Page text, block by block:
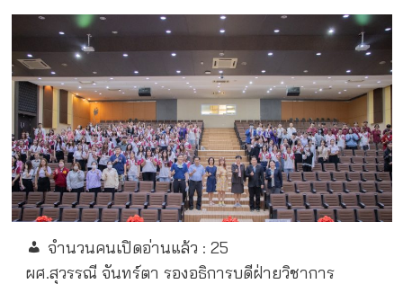
จำนวนคนเปิดอ่านแล้ว : 25
ผศ.สุวรรณี จันทร์ตา รองอธิการบดีฝ่ายวิชาการ